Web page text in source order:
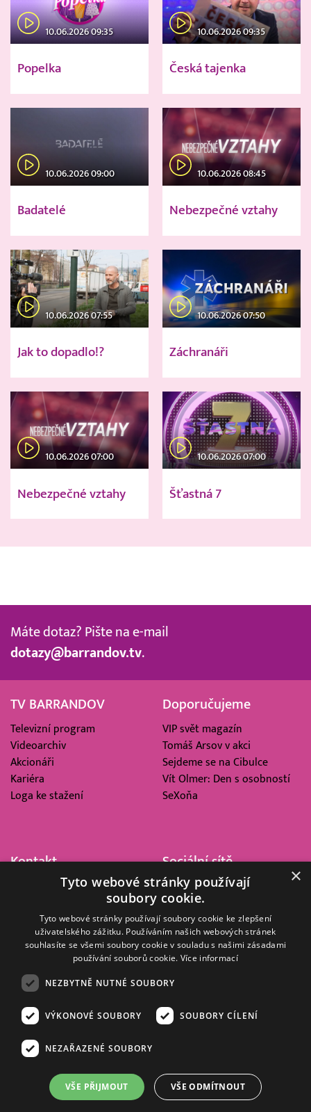
10.06.2026 09:35
Popelka
10.06.2026 09:35
Česká tajenka
10.06.2026 09:00
Badatelé
10.06.2026 08:45
Nebezpečné vztahy
10.06.2026 07:55
Jak to dopadlo!?
10.06.2026 07:50
Záchranáři
10.06.2026 07:00
Nebezpečné vztahy
10.06.2026 07:00
Šťastná 7
Máte dotaz? Pište na e-mail
dotazy@barrandov.tv.
TV BARRANDOV
Televizní program
Videoarchiv
Akcionáři
Kariéra
Loga ke stažení
Doporučujeme
VIP svět magazín
Tomáš Arsov v akci
Sejdeme se na Cibulce
Vít Olmer: Den s osobností
SeXoňa
Kontakt
Barrandov Televizní Studio,
Kříženeckého nám. 322
152 00 Praha 5
IČ 416 93 311
Sociální sítě
© 2008–2026 EMPRESA MEDIA, a.s. Všechna práva vyhrazena.
Zásady ochrany osobních a dalších zpracovávaných údajů
Informace o měření sledovanosti videa ve video archivu
Nielsen Digital Measurement
. Využíváme grafické podklady z
×
Tyto webové stránky používají
soubory cookie.
Tyto webové stránky používají soubory cookie ke zlepšení
uživatelského zážitku. Používáním našich webových stránek
souhlasíte se všemi soubory cookie v souladu s našimi zásadami
používání souborů cookie. Více informací
NEZBYTNĚ NUTNÉ SOUBORY
VÝKONOVÉ SOUBORY SOUBORY CÍLENÍ
NEZAŘAZENÉ SOUBORY
VŠE PŘIJMOUT VŠE ODMÍTNOUT